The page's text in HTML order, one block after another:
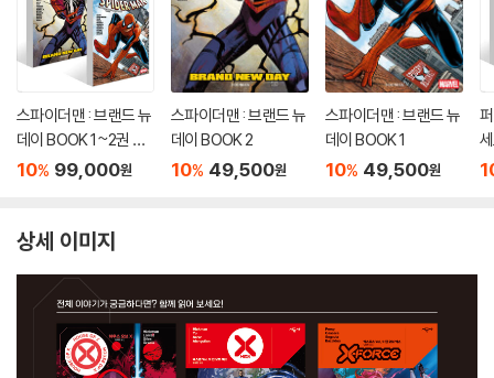
스파이더맨 : 브랜드 뉴
데이 BOOK 1~2권 세
트
10% 99,000원
스파이더맨 : 브랜드 뉴
데이 BOOK 2
10% 49,500원
스파이더맨 : 브랜드 뉴
데이 BOOK 1
10% 49,500원
상세 이미지